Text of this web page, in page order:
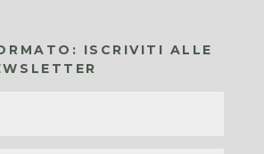
ISCRIVITI ALLE